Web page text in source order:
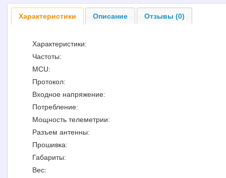
Характеристики Описание Отзывы (0)
Характеристики:
Частоты:
MCU:
Протокол:
Входное напряжение:
Потребление:
Мощность телеметрии:
Разъем антенны:
Прошивка:
Габариты:
Вес: